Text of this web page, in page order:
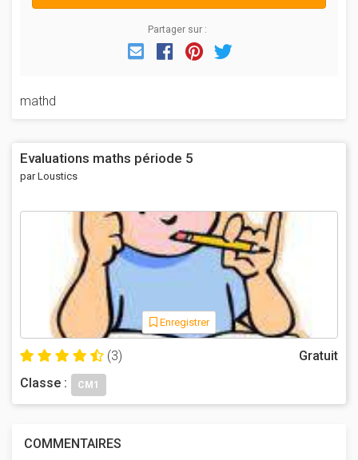
Partager sur :
EmailFacebook
Pinterest
mathd
Evaluations maths période 5
par Loustics
Enregistrer
(3)
Gratuit
Classe :
CM1
COMMENTAIRES